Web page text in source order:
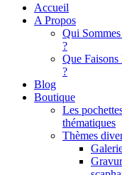
Accueil
A Propos
Qui
?
Que Faisons
?
Blog
Boutique
Les
thématiques
Thèmes